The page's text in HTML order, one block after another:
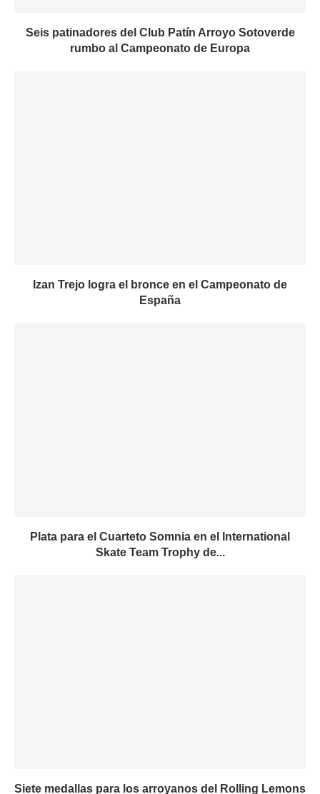
Seis patinadores del Club Patín Arroyo Sotoverde
rumbo al Campeonato de Europa
Izan Trejo logra el bronce en el Campeonato de
España
Plata para el Cuarteto Somnia en el International
Skate Team Trophy de...
Siete medallas para los arroyanos del Rolling Lemons